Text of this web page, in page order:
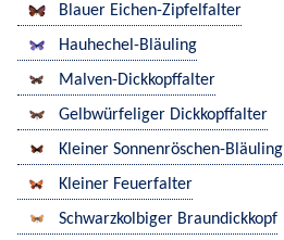
Blauer Eichen-Zipfelfalter
Hauhechel-Bläuling
Malven-Dickkopffalter
Gelbwürfeliger Dickkopffalter
Kleiner Sonnenröschen-Bläuling
Kleiner Feuerfalter
Schwarzkolbiger Braundickkopf